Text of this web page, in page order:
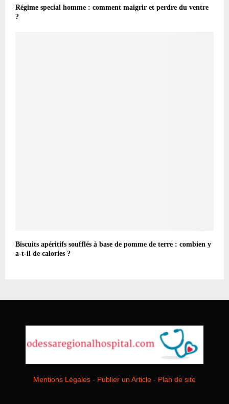
Régime special homme : comment maigrir et perdre du ventre
?
Biscuits apéritifs soufflés à base de pomme de terre : combien y
a-t-il de calories ?
Mentions Légales - Publier un Article - Plan de site